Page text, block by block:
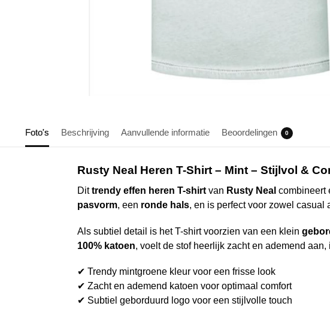
Foto's Beschrijving Aanvullende informatie Beoordelingen 0
Rusty Neal Heren T-Shirt – Mint – Stijlvol &
Dittrendy effen heren T-shirtvan Rusty Neal combineert
pasvorm, een ronde hals, en is perfect voor zowel casual
Als subtiel detail is het T-shirt voorzien van een klein
100% katoen, voelt de stof heerlijk zacht en ademend
✔ Trendy mintgroene kleur voor een frisse look
✔ Zacht en ademend katoen voor optimaal comfort
✔ Subtiel geborduurd logo voor een stijlvolle touch